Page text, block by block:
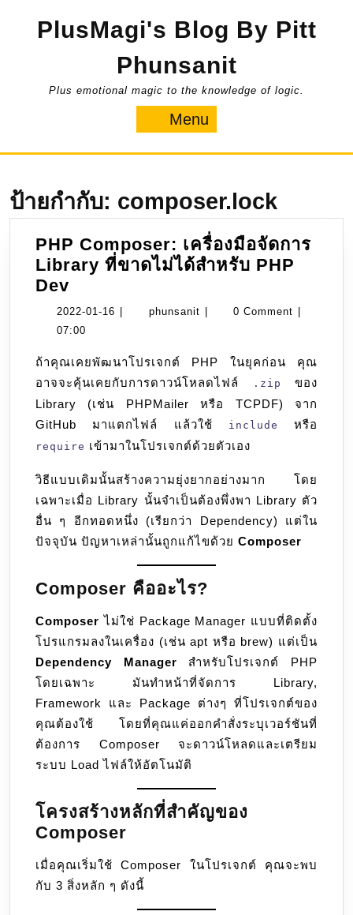
PlusMagi's Blog By Pitt
Phunsanit
Plus emotional magic to the knowledge of logic.
Menu
ป้ายกำกับ: composer.lock
PHP Composer: เครื่องมือจัดการ
Library ที่ขาดไม่ได้สำหรับ PHP
Dev
Composer:
เครื่อง
จัดการ
Library
ที่
ขาด
ไม่
ได้
สำหรับ
PHP
Dev
2022-01-16 2022- phunsanit phunsanit0 Comment
07:00
ถ้าคุณเคยพัฒนาโปรเจกต์ PHP ในยุคก่อน คุณ
อาจจะคุ้นเคยกับการดาวน์โหลดไฟล์
.zip
ของ
Library (เช่น PHPMailer หรือ TCPDF) จาก
GitHub มาแตกไฟล์ แล้วใช้
include หรือ
require เข้ามาในโปรเจกต์ด้วยตัวเอง
วิธีแบบเดิมนั้นสร้างความยุ่งยากอย่างมาก โดย
เฉพาะเมื่อ Library นั้นจำเป็นต้องพึ่งพา Library ตัว
อื่น ๆ อีกทอดหนึ่ง (เรียกว่า Dependency) แต่ใน
ปัจจุบัน ปัญหาเหล่านั้นถูกแก้ไขด้วย Composer
Composer คืออะไร?
Composer ไม่ใช่ Package Manager แบบที่ติดตั้ง
โปรแกรมลงในเครื่อง (เช่น apt หรือ brew) แต่เป็น
Dependency Manager สำหรับโปรเจกต์ PHP
โดยเฉพาะ มันทำหน้าที่จัดการ Library,
Framework และ Package ต่างๆ ที่โปรเจกต์ของ
คุณต้องใช้ โดยที่คุณแค่ออกคำสั่งระบุเวอร์ชันที่
ต้องการ Composer จะดาวน์โหลดและเตรียม
ระบบ Load ไฟล์ให้อัตโนมัติ
โครงสร้างหลักที่สำคัญของ
Composer
เมื่อคุณเริ่มใช้ Composer ในโปรเจกต์ คุณจะพบ
กับ 3 สิ่งหลัก ๆ ดังนี้